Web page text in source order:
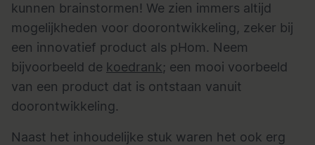
kunnen brainstormen! We zien immers altijd
mogelijkheden voor doorontwikkeling, zeker bij
een innovatief product als pHom. Neem
bijvoorbeeld de koedrank; een mooi voorbeeld
van een product dat is ontstaan vanuit
doorontwikkeling.
Naast het inhoudelijke stuk waren het ook erg